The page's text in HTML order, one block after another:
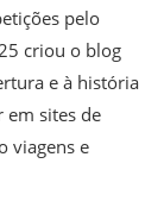
pelo
criou o blog
e à história
em sites de
viagens e